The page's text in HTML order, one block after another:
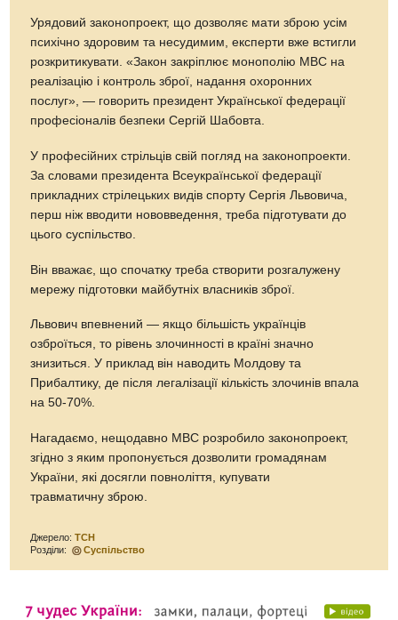
Урядовий законопроект, що дозволяє мати зброю усім
психічно здоровим та несудимим, експерти вже встигли
розкритикувати. «Закон закріплює монополію МВС на
реалізацію і контроль зброї, надання охоронних
послуг», — говорить президент Української федерації
професіоналів безпеки Сергій Шабовта.
У професійних стрільців свій погляд на законопроекти.
За словами президента Всеукраїнської федерації
прикладних стрілецьких видів спорту Сергія Львовича,
перш ніж вводити нововведення, треба підготувати до
цього суспільство.
Він вважає, що спочатку треба створити розгалужену
мережу підготовки майбутніх власників зброї.
Львович впевнений — якщо більшість українців
озброїться, то рівень злочинності в країні значно
знизиться. У приклад він наводить Молдову та
Прибалтику, де після легалізації кількість злочинів впала
на 50-70%.
Нагадаємо, нещодавно МВС розробило законопроект,
згідно з яким пропонується дозволити громадянам
України, які досягли повноліття, купувати
травматичну зброю.
Джерело:ТСН
Розділи:
Суспільство